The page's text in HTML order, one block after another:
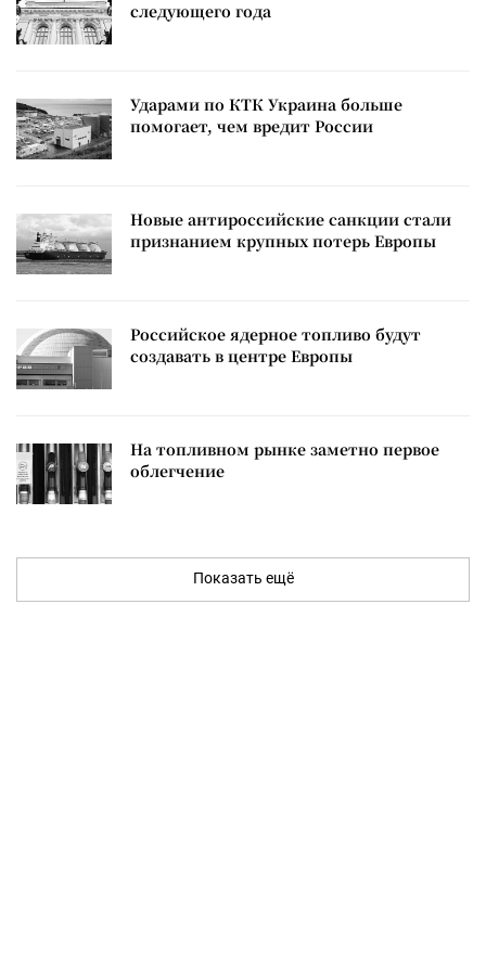
следующего года
Ударами по КТК Украина больше
помогает, чем вредит России
Новые антироссийские санкции стали
признанием крупных потерь Европы
Российское ядерное топливо будут
создавать в центре Европы
На топливном рынке заметно первое
облегчение
Показать ещё